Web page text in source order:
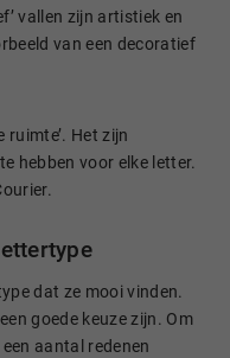
vallen zijn artistiek en
van een decoratief
ruimte’. Het zijn
hebben voor elke letter.
dat ze mooi vinden.
goede keuze zijn. Om
aantal redenen